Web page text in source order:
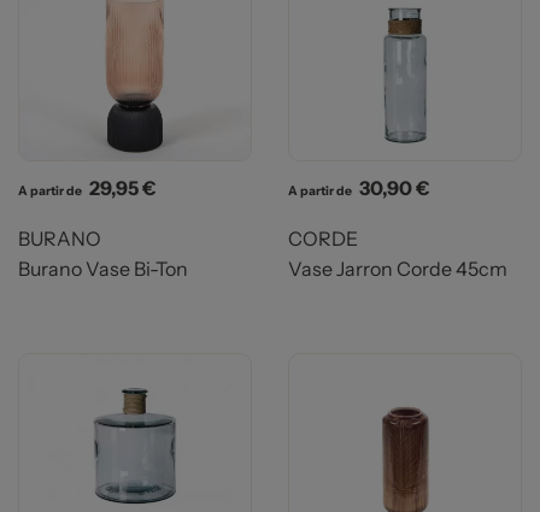
A partir de Prix
29,95 €
BURANO
Burano Vase Bi-Ton
A partir de Prix
30,90 €
CORDE
Vase Jarron Corde 45cm